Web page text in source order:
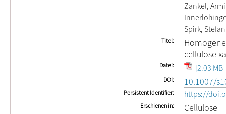
Zankel,
Spirk, Stefan
Titel
cellulose
Datei [2.03 MB]
DOI 10.1007/
Persistent Identifier https://
Erschienen in Cellulose